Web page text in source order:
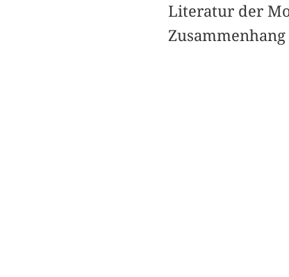
Literatur der